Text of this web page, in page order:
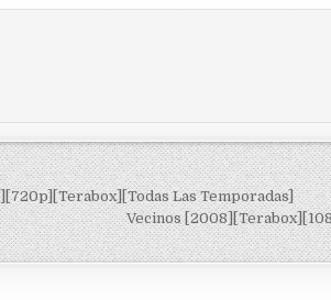
Las Temporadas]
Vecinos